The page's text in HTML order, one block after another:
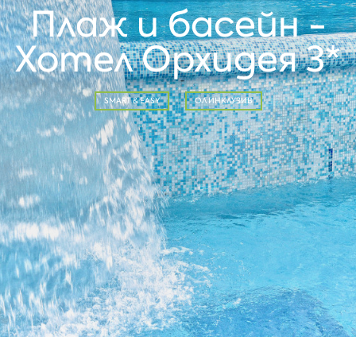
Плаж и басейн -
Хотел Орхидея 3*
SMART & EASY ОЛ ИНКЛУЗИВ